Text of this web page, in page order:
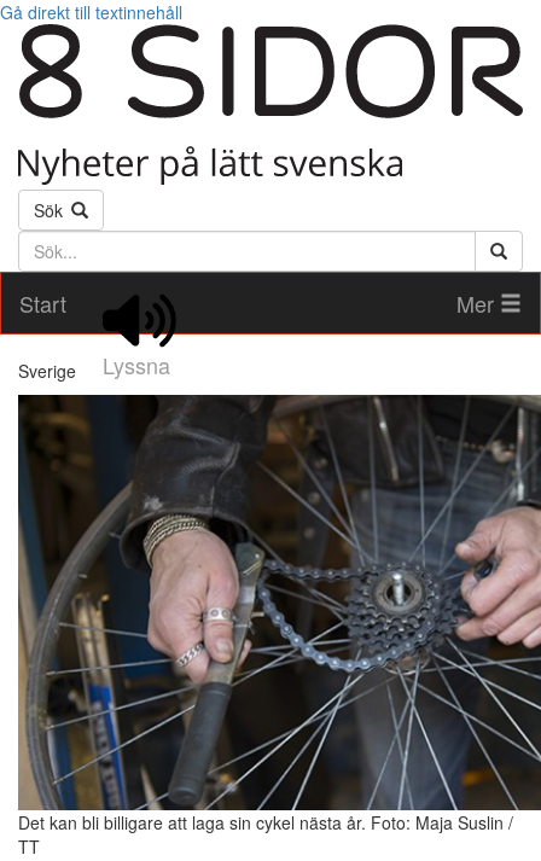
Gå direkt till textinnehåll
Sök
Söktext
Start
Lyssna
Mer
Sverige
Det kan bli billigare att laga sin cykel nästa år. Foto: Maja Suslin /
TT